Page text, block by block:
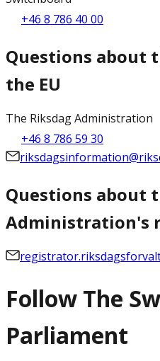
+46 8 786 40 00
Questions about
the EU
The Riksdag Administration
+46 8 786 59 30
Questions about
Administration's
Follow The
Parliament